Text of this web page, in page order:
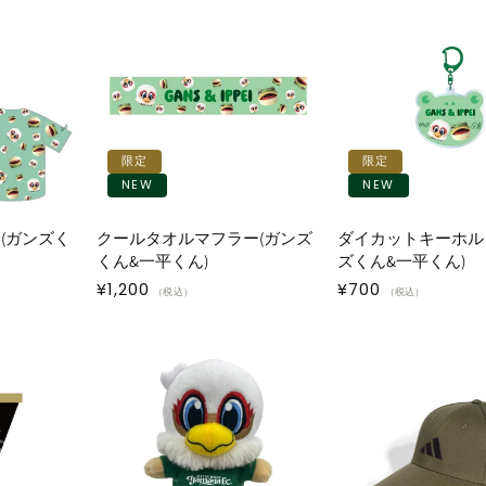
ンズく
限定
NEW
クールタオルマフラー(ガンズ
くん&一平くん)
通
¥1,200 （税込）
限定
NEW
ダイカットキーホ
ズくん&一平くん)
通
¥700 （税込）